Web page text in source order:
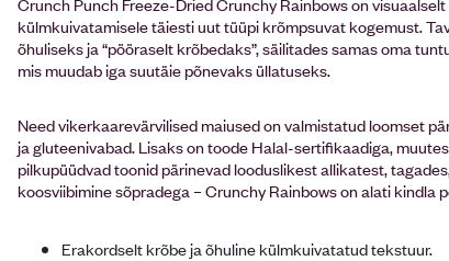
külmkuivatamisele täiesti uut tüüpi krõmpsuvat kogemust.
õhuliseks ja “pööraselt krõbedaks”, säilitades samas oma
mis muudab iga suutäie põnevaks üllatuseks.
Need vikerkaarevärvilised maiused on valmistatud loomset
ja gluteenivabad. Lisaks on toode Halal-sertifikaadiga,
pilkupüüdvad toonid pärinevad looduslikest allikatest,
koosviibimine sõpradega – Crunchy Rainbows on alati kindla
Erakordselt krõbe ja õhuline külmkuivatatud tekstuur.